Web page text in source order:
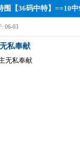
【36码中特】==10
06-03
私奉献
无私奉献